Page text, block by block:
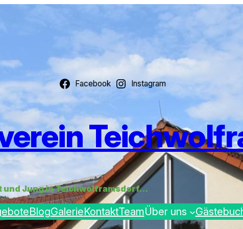
Facebook Instagram
und Jung in Teichwolframsdorf…
BlogGalerieKontaktTeamÜber uns